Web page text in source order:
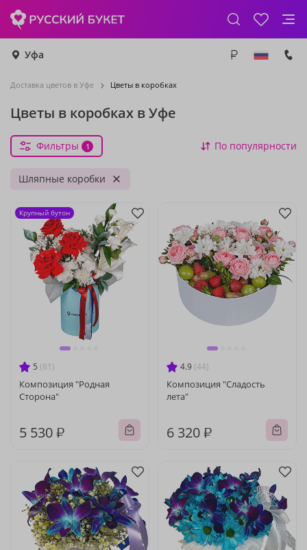
Уфа
Доставка цветов в Уфе Цветы в коробках
Цветы в коробках в Уфе
Фильтры 1 По популярности
Шляпные коробки
5 (81)
Композиция "Родная
Сторона"
5 530 ₽
Крупный бутон
4.9 (44)
Композиция "Сладость
лета"
6 320 ₽